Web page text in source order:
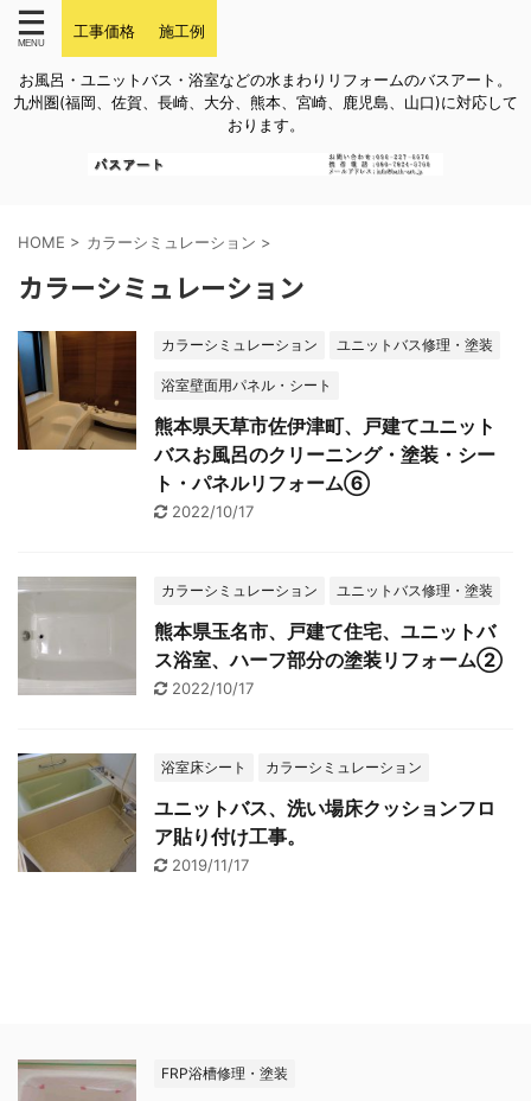
工事価格 施工例
お風呂・ユニットバス・浴室などの水まわりリフォームのバスアート。
九州圏(福岡、佐賀、長崎、大分、熊本、宮崎、鹿児島、山口)に対応して
おります。
HOME > カラーシミュレーション >
カラーシミュレーション
カラーシミュレーション ユニットバス修理・塗装
浴室壁面用パネル・シート
熊本県天草市佐伊津町、戸建てユニット
バスお風呂のクリーニング・塗装・シー
ト・パネルリフォーム⑥
2022/10/17
カラーシミュレーション ユニットバス修理・塗装
熊本県玉名市、戸建て住宅、ユニットバ
ス浴室、ハーフ部分の塗装リフォーム②
2022/10/17
浴室床シート カラーシミュレーション
ユニットバス、洗い場床クッションフロ
ア貼り付け工事。
2019/11/17
FRP浴槽修理・塗装